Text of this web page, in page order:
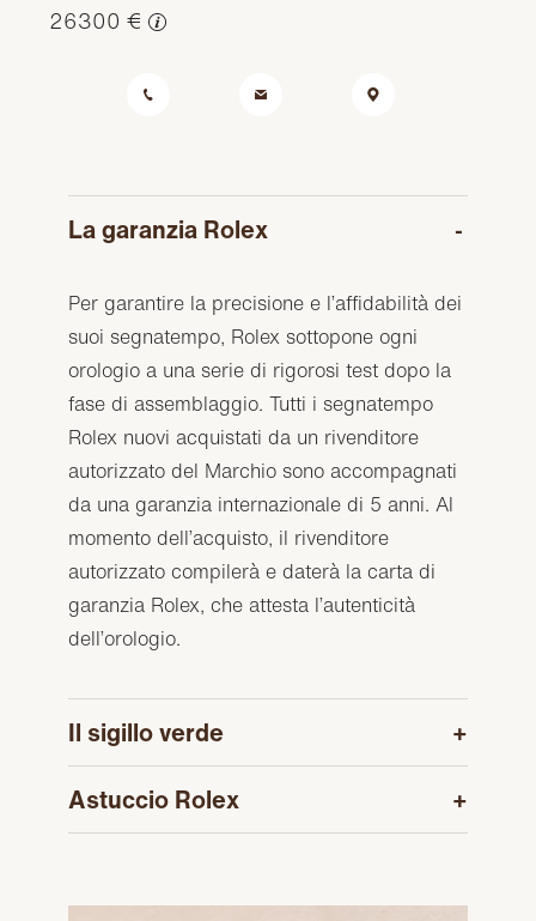
26300 €
La garanzia Rolex
Per garantire la precisione e l’affidabilità dei
suoi segnatempo, Rolex sottopone ogni
orologio a una serie di rigorosi test dopo la
fase di assemblaggio. Tutti i segnatempo
Rolex nuovi acquistati da un rivenditore
autorizzato del Marchio sono accompagnati
da una garanzia internazionale di 5 anni. Al
momento dell’acquisto, il rivenditore
autorizzato compilerà e daterà la carta di
garanzia Rolex, che attesta l’autenticità
dell’orologio.
Il sigillo verde
Astuccio Rolex